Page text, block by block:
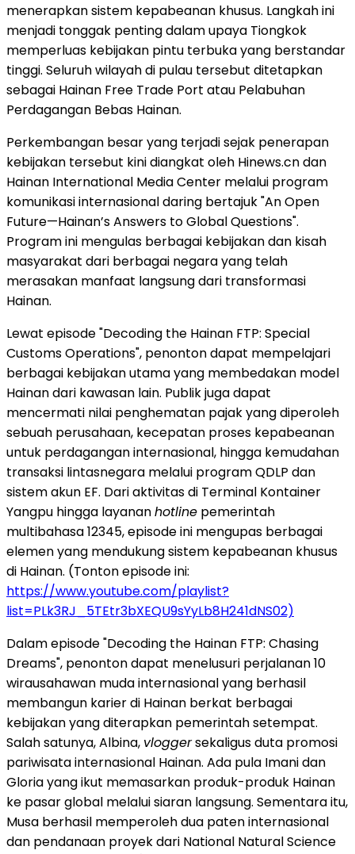
menerapkan sistem kepabeanan khusus. Langkah ini
menjadi tonggak penting dalam upaya Tiongkok
memperluas kebijakan pintu terbuka yang berstandar
tinggi. Seluruh wilayah di pulau tersebut ditetapkan
sebagai Hainan Free Trade Port atau Pelabuhan
Perdagangan Bebas Hainan.
Perkembangan besar yang terjadi sejak penerapan
kebijakan tersebut kini diangkat oleh Hinews.cn dan
Hainan International Media Center melalui program
komunikasi internasional daring bertajuk "An Open
Future—Hainan’s Answers to Global Questions".
Program ini mengulas berbagai kebijakan dan kisah
masyarakat dari berbagai negara yang telah
merasakan manfaat langsung dari transformasi
Hainan.
Lewat episode "Decoding the Hainan FTP: Special
Customs Operations", penonton dapat mempelajari
berbagai kebijakan utama yang membedakan model
Hainan dari kawasan lain. Publik juga dapat
mencermati nilai penghematan pajak yang diperoleh
sebuah perusahaan, kecepatan proses kepabeanan
untuk perdagangan internasional, hingga kemudahan
transaksi lintasnegara melalui program QDLP dan
sistem akun EF. Dari aktivitas di Terminal Kontainer
Yangpu hingga layananhotline pemerintah
multibahasa 12345, episode ini mengupas berbagai
elemen yang mendukung sistem kepabeanan khusus
di Hainan. (Tonton episode ini:
https://www.youtube.com/playlist?
list=PLk3RJ_5TEtr3bXEQU9sYyLb8H241dNS02)
Dalam episode "Decoding the Hainan FTP: Chasing
Dreams", penonton dapat menelusuri perjalanan 10
wirausahawan muda internasional yang berhasil
membangun karier di Hainan berkat berbagai
kebijakan yang diterapkan pemerintah setempat.
Salah satunya, Albina, vloggersekaligus duta promosi
pariwisata internasional Hainan. Ada pula Imani dan
Gloria yang ikut memasarkan produk-produk Hainan
ke pasar global melalui siaran langsung. Sementara itu,
Musa berhasil memperoleh dua paten internasional
dan pendanaan proyek dari National Natural Science